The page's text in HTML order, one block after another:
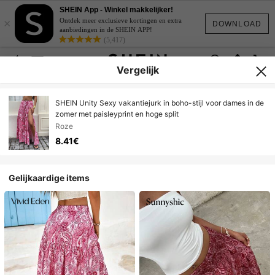
DOWNLOAD
×
SHEIN App - Winkel makkelijker!
Ontdek meer exclusieve kortingen en extra
aanbiedingen in de SHEIN APP!
(5,417)
Vergelijk
SHEIN Unity Sexy vakantiejurk in boho-stijl voor dames in de
zomer met paisleyprint en hoge split
Roze
8.41€
Gelijkaardige items